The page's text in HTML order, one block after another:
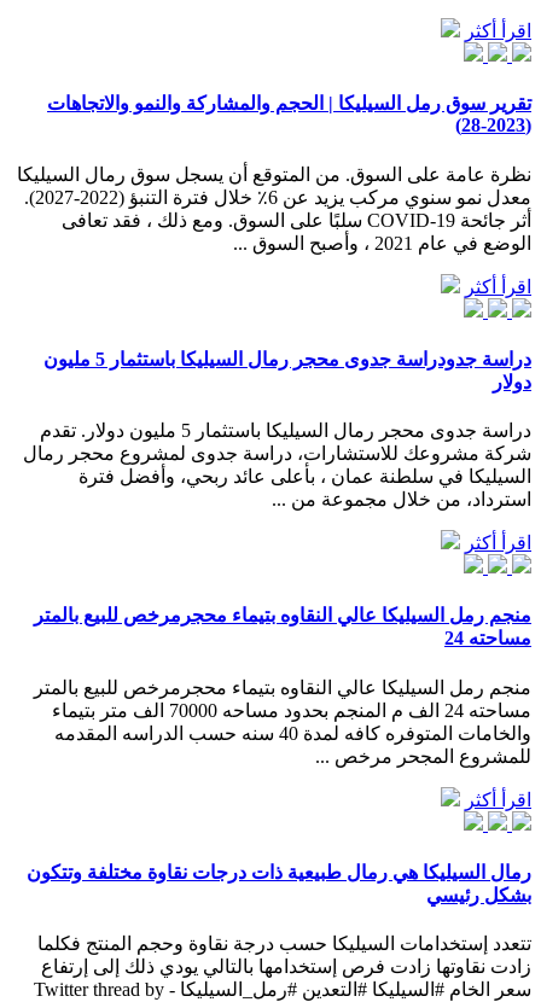
اقرأ أكثر
تقرير سوق رمل السيليكا | الحجم والمشاركة والنمو والاتجاهات
(2023-28)
نظرة عامة على السوق. من المتوقع أن يسجل سوق رمال السيليكا
معدل نمو سنوي مركب يزيد عن 6٪ خلال فترة التنبؤ (2022-2027).
أثر جائحة COVID-19 سلبًا على السوق. ومع ذلك ، فقد تعافى
الوضع في عام 2021 ، وأصبح السوق ...
اقرأ أكثر
دراسة جدودراسة جدوى محجر رمال السيليكا باستثمار 5 مليون
دولار
دراسة جدوى محجر رمال السيليكا باستثمار 5 مليون دولار. تقدم
شركة مشروعك للاستشارات، دراسة جدوى لمشروع محجر رمال
السيليكا في سلطنة عمان ، بأعلى عائد ربحي، وأفضل فترة
استرداد، من خلال مجموعة من ...
اقرأ أكثر
منجم رمل السيليكا عالي النقاوه بتيماء محجرمرخص للبيع بالمتر
مساحته 24
منجم رمل السيليكا عالي النقاوه بتيماء محجرمرخص للبيع بالمتر
مساحته 24 الف م المنجم بحدود مساحه 70000 الف متر بتيماء
والخامات المتوفره كافه لمدة 40 سنه حسب الدراسه المقدمه
للمشروع المجحر مرخص ...
اقرأ أكثر
رمال السيليكا هي رمال طبيعية ذات درجات نقاوة مختلفة وتتكون
بشكل رئيسي
تتعدد إستخدامات السيليكا حسب درجة نقاوة وحجم المنتج فكلما
زادت نقاوتها زادت فرص إستخدامها بالتالي يودي ذلك إلى إرتفاع
سعر الخام #السيليكا #التعدين #رمل_السيليكا - Twitter thread by